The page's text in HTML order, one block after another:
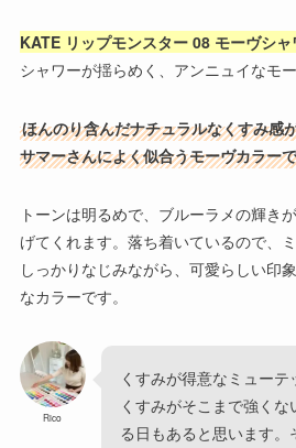
KATE リップモンスター 08 モーヴシャ
シャワーが揺らめく、アンニュイなモー
ほんのり含んだナチュラルなくすみ感
サマーさんによく似合うモーヴカラー
トーンは明るめで、ブルーラメの輝き
げてくれます。落ち着いているので、
しっかりなじみながら、可愛らしい印
なカラーです。
Rico
くすみが得意なミューテ
くすみがそこまで強く
る日もあると思います